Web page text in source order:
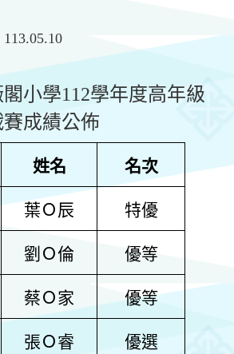
小學112學年度高年級
成績公佈
姓名 名次
葉Ｏ辰 特優
劉Ｏ倫 優等
蔡Ｏ家 優等
張Ｏ睿 優選